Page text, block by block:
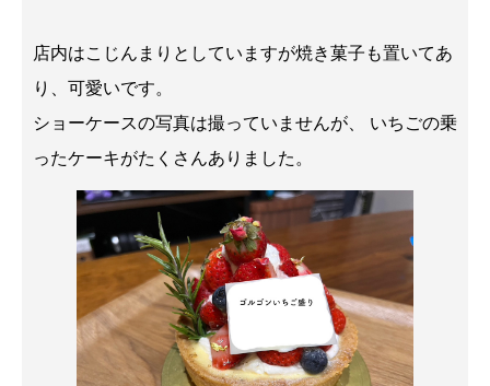
店内はこじんまりとしていますが焼き菓子も置いてあ
り、可愛いです。
ショーケースの写真は撮っていませんが、 いちごの乗
ったケーキがたくさんありました。